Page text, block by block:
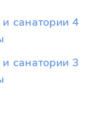
санатории 4
санатории 3